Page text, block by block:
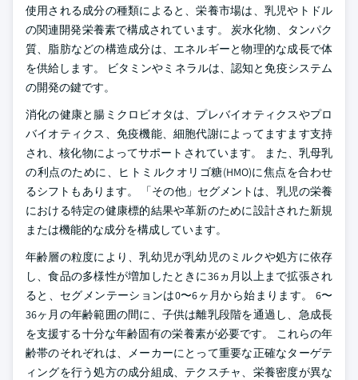
使用される成分の種類によると、栄養市場は、乳児やトドル
の関連開発栄養素で構成されています。 炭水化物、タンパク
質、脂肪などの構造成分は、エネルギーと物理的な成長で体
を供給します。 ビタミンやミネラルは、認知と免疫システム
の開発の鍵です。
消化の健康と腸ミクロビオタは、プレバイオティクスやプロ
バイオティクス、免疫機能、細胞代謝によってますます支持
され、核化物によってサポートされています。 また、乳母乳
の利点のために、ヒトミルクオリゴ糖(HMO)に焦点を合わせ
るシフトもあります。 「その他」セグメントは、乳児の栄養
における特定の健康標的結果や革新のために設計された新規
または機能的な成分を構成しています。
年齢層の粒度により、乳幼児が乳幼児のミルクや処方に依存
し、食品の多様性が増加したときに36ヵ月以上まで拡張され
ると、セグメンテーションは0〜6ヶ月から始まります。 6〜
36ヶ月の年齢範囲の間に、子供は離乳段階を通過し、急成長
を支援する十分な年齢固有の栄養素が必要です。 これらの年
齢帯のそれぞれは、メーカーにとって重要な正確なターゲテ
ィングを行う処方の成分組成、テクスチャ、栄養密度が異な